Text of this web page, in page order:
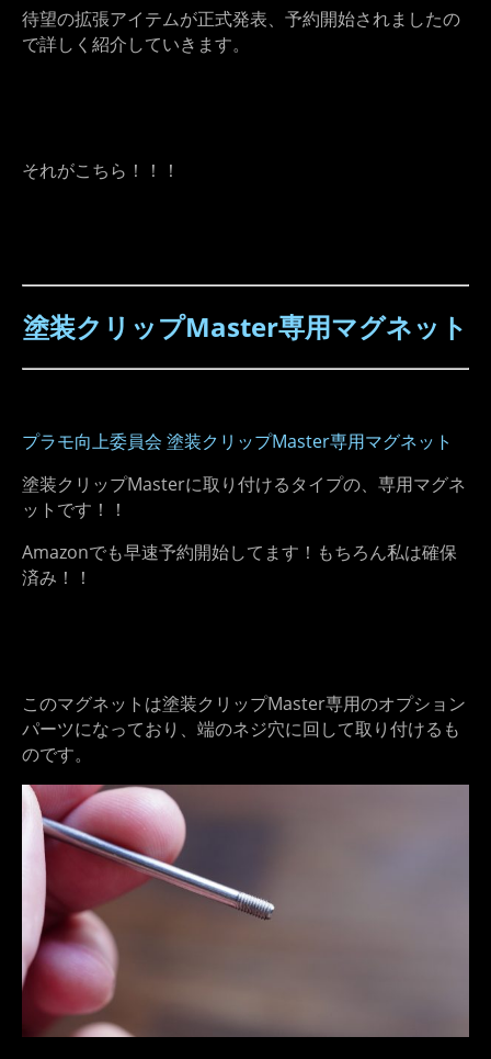
待望の拡張アイテムが正式発表、予約開始されましたの
で詳しく紹介していきます。
それがこちら！！！
塗装クリップMaster​専用マグネット
プラモ向上委員会 塗装クリップMaster専用マグネット
塗装クリップMasterに取り付けるタイプの、専用マグネ
ットです！！
Amazonでも早速予約開始してます！もちろん私は確保
済み！！
このマグネットは塗装クリップMaster専用のオプション
パーツになっており、端のネジ穴に回して取り付けるも
のです。